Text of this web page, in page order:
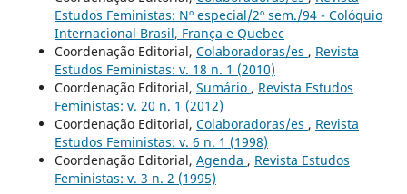
Estudos Feministas: Nº especial/2º sem./94 - Colóquio
Internacional Brasil, França e Quebec
Coordenação Editorial, Colaboradoras/es , Revista
Estudos Feministas: v. 18 n. 1 (2010)
Coordenação Editorial, Sumário , Revista Estudos
Feministas: v. 20 n. 1 (2012)
Coordenação Editorial, Colaboradoras/es , Revista
Estudos Feministas: v. 6 n. 1 (1998)
Coordenação Editorial, Agenda , Revista Estudos
Feministas: v. 3 n. 2 (1995)